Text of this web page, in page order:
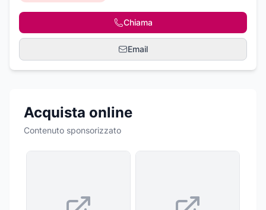
Chiama
Email
Acquista online
Contenuto sponsorizzato